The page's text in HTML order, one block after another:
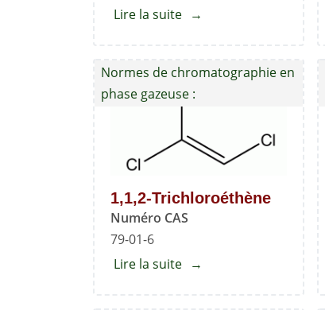
Lire la suite about
solvants
résiduels
Norme
USP
1,1,2-Trichloroéthène
Numéro CAS
79-01-6
Normes de chromatographie en
phase gazeuse :
Lire la suite about